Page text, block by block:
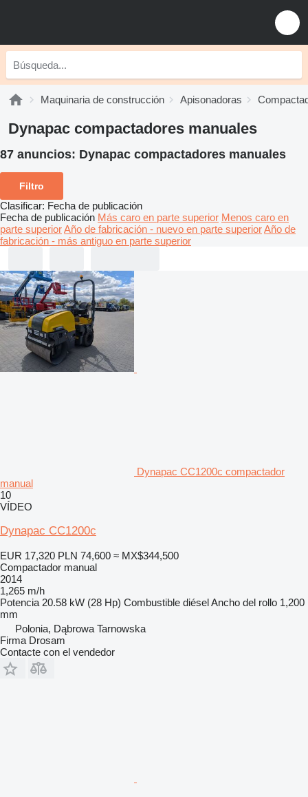
Maquinaria de construcción Apisonadoras
Dynapac compactadores manuales
87 anuncios: Dynapac compactadores manuales
Filtro
Clasificar: Fecha de publicación
Fecha de publicación Más caro en parte superior Menos caro en
parte superiorAño de fabricación - nuevo en parte superiorAño de
fabricación - más antiguo en parte superior
Dynapac CC1200c compactador
manual
10
VÍDEO
Dynapac CC1200c
EUR 17,320 PLN 74,600 ≈ MX$344,500
Compactador manual
2014
1,265 m/h
Potencia 20.58 kW (28 Hp) Combustible diéselAncho del rollo 1,200
mm
Polonia, Dąbrowa Tarnowska
Firma Drosam
Contacte con el vendedor